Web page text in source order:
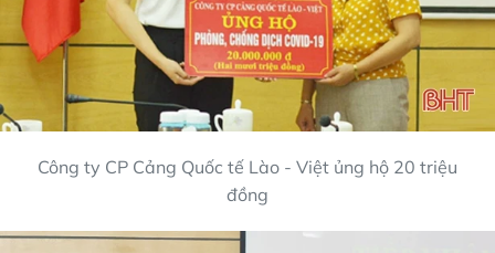
Công ty CP Cảng Quốc tế Lào - Việt ủng hộ 20 triệu
đồng